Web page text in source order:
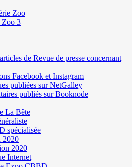
Zoo
Zoo 3
de Revue de presse concernant
Facebook et Instagram
publiées sur NetGalley
publiés sur Booknode
La Bête
spécialisée
2020
2020
Internet